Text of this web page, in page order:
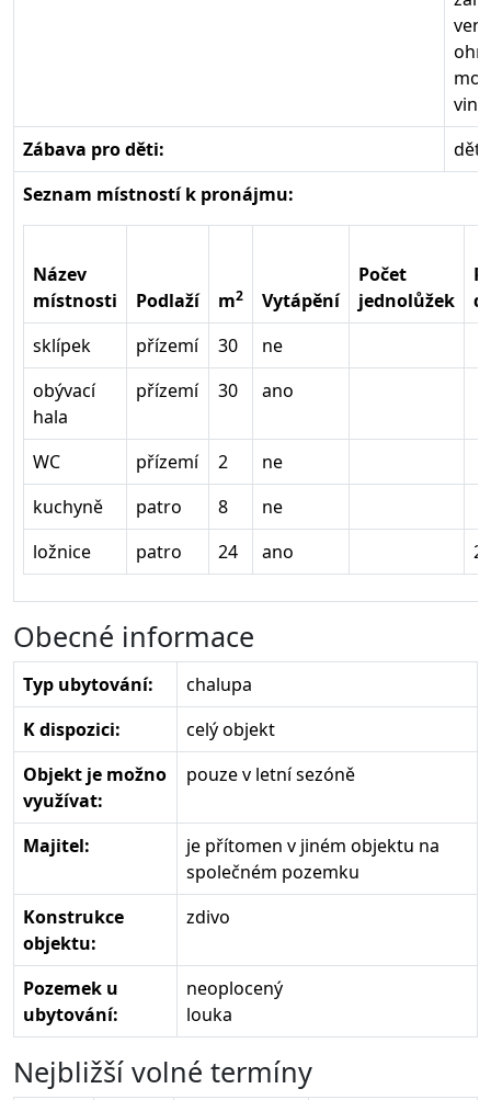
Zábava pro děti:
Seznam místností k pronájmu:
Název
místnosti
Podlaží m2 Vytápění
Počet
jednolůžek
sklípek
přízemí 30
ne
obývací
hala
přízemí 30 ano
WC přízemí 2
ne
kuchyně
patro 8
ne
ložnice
patro 24 ano 2
Obecné informace
Typ ubytování:
chalupa
K dispozici:
celý objekt
Objekt je možno
využívat:
pouze v letní sezóně
Majitel:
je přítomen v jiném objektu na
společném pozemku
Konstrukce
objektu:
zdivo
Pozemek u
ubytování:
neoplocený
louka
Nejbližší volné termíny